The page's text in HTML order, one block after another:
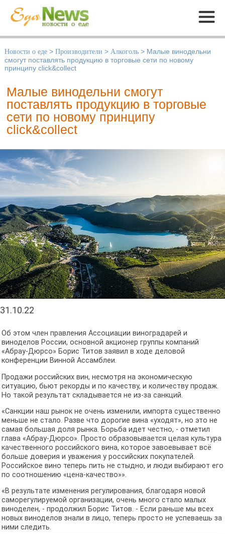
Меню
Новости о еде > Производители > Алкоголь > Малые винодельни
смогут поставлять продукцию в торговые сети по новому
принципу click&collect
Малые винодельни смогут
поставлять продукцию в торговые
сети по новому принципу
click&collect
31.10.22
Об этом член правления Ассоциации виноградарей и
виноделов России, основной акционер группы компаний
«Абрау-Дюрсо» Борис Титов заявил в ходе деловой
конференции Винной Ассамблеи.
Продажи российских вин, несмотря на экономическую
ситуацию, бьют рекорды и по качеству, и количеству продаж.
Но такой результат складывается не из-за санкций.
«Санкции наш рынок не очень изменили, импорта существенно
меньше не стало. Разве что дорогие вина «уходят», но это не
самая большая доля рынка. Борьба идет честно, - отметил
глава «Абрау-Дюрсо». Просто образовывается целая культура
качественного российского вина, которое завоевывает всё
больше доверия и уважения у российских покупателей.
Российское вино теперь пить не стыдно, и люди выбирают его
по соотношению «цена-качество»».
«В результате изменения регулирования, благодаря новой
саморегулируемой организации, очень много стало малых
виноделен, - продолжил Борис Титов. - Если раньше мы всех
новых виноделов знали в лицо, теперь просто не успеваешь за
ними следить.